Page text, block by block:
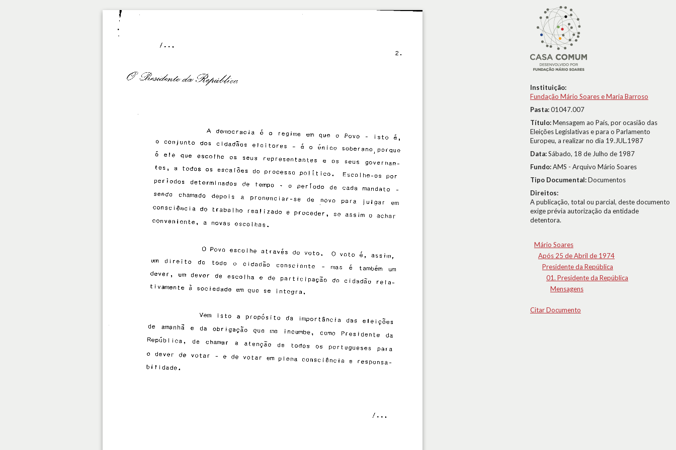
Instituição:
Fundação Mário Soares e Maria Barroso
Pasta:01047.007
Título:Mensagem ao País, por ocasião das
Eleições Legislativas e para o Parlamento
Europeu, a realizar no dia 19.JUL.1987
Data:Sábado, 18 de Julho de 1987
Fundo:AMS - Arquivo Mário Soares
Tipo Documental:Documentos
Direitos:
A publicação, total ou parcial, deste documento
exige prévia autorização da entidade
detentora.
Mário Soares
Após 25 de Abril de 1974
Presidente da República
01. Presidente da República
Mensagens
Citar Documento